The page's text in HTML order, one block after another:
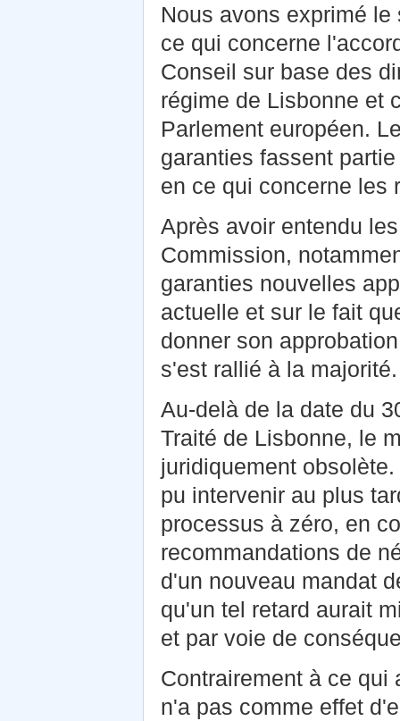
Nous avons exprimé
ce qui concerne
Conseil sur base des
régime de Lisbonne et
Parlement européen.
garanties fassent
en ce qui concerne les
Après avoir entendu
Commission,
garanties nouvelles
actuelle et sur le fait
donner son
s'est rallié à la majorité.
Au-delà de la date du
Traité de Lisbonne, le
juridiquement
pu intervenir au plus
processus à zéro, en
recommandations de
d'un nouveau mandat
qu'un tel retard aurait
et par voie de
Contrairement à ce qui
n'a pas comme effet